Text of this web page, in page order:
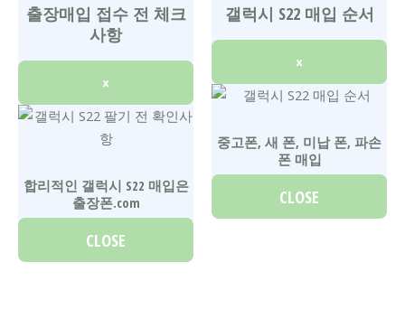
출장매입 접수 전 체크
사항
×
합리적인 갤럭시 S22 매입은
출장폰.com
CLOSE
갤럭시 S22 매입 순서
×
중고폰, 새 폰, 미납 폰, 파손
폰 매입
CLOSE